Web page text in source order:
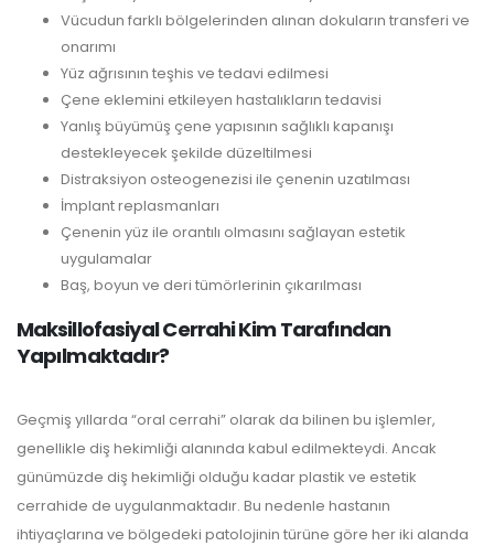
Vücudun farklı bölgelerinden alınan dokuların transferi ve
onarımı
Yüz ağrısının teşhis ve tedavi edilmesi
Çene eklemini etkileyen hastalıkların tedavisi
Yanlış büyümüş çene yapısının sağlıklı kapanışı
destekleyecek şekilde düzeltilmesi
Distraksiyon osteogenezisi ile çenenin uzatılması
İmplant replasmanları
Çenenin yüz ile orantılı olmasını sağlayan estetik
uygulamalar
Baş, boyun ve deri tümörlerinin çıkarılması
Maksillofasiyal Cerrahi Kim Tarafından
Yapılmaktadır?
Geçmiş yıllarda “oral cerrahi” olarak da bilinen bu işlemler,
genellikle diş hekimliği alanında kabul edilmekteydi. Ancak
günümüzde diş hekimliği olduğu kadar plastik ve estetik
cerrahide de uygulanmaktadır. Bu nedenle hastanın
ihtiyaçlarına ve bölgedeki patolojinin türüne göre her iki alanda